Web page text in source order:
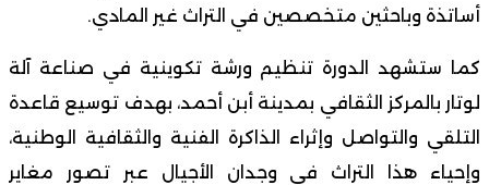
أساتذة وباحثين متخصصين في التراث غير المادي.
كما ستشهد الدورة تنظيم ورشة تكوينية في صناعة آلة
لوتار بالمركز الثقافي بمدينة أبن أحمد، بهدف توسيع قاعدة
التلقي والتواصل وإثراء الذاكرة الفنية والثقافية الوطنية،
وإحياء هذا التراث في وجدان الأجيال عبر تصور مغاير